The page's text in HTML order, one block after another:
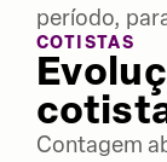
período,
COTISTAS
Contagem